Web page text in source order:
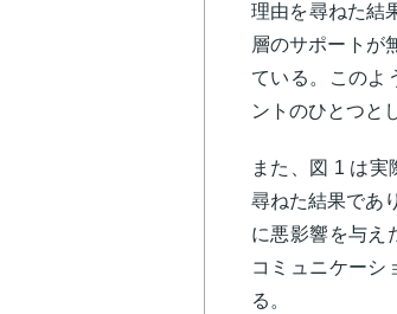
理由を尋ねた結
層のサポートが
ている。このよ
ントのひとつと
また、図 1 は
尋ねた結果であ
に悪影響を与え
コミュニケーシ
る。